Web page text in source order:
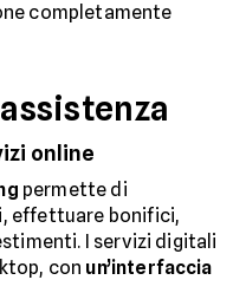
completamente
online
permette di
effettuare bonifici,
I servizi digitali
con un’interfaccia